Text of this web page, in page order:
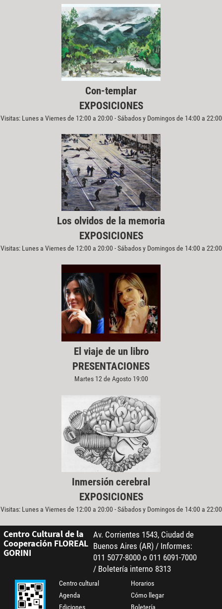
Con-templar
EXPOSICIONES
Visitas: Lunes a Viernes de 12:00 a 20:00 - Sábados y Domingos de 14:00 a 22:00
Los olvidos de la memoria
EXPOSICIONES
Visitas: Lunes a Viernes de 12:00 a 20:00 - Sábados y Domingos de 14:00 a 22:00
El viaje de un libro
PRESENTACIONES
Martes 12 de Agosto 19:00
Inmersión cerebral
EXPOSICIONES
Visitas: Lunes a Viernes de 12:00 a 20:00 - Sábados y Domingos de 14:00 a 22:00
Centro Cultural de la
Cooperación FLOREAL
GORINI
Av. Corrientes 1543, Ciudad de
Buenos Aires (AR) / Informes:
011 5077-8000 o 011 6091-7000
/ Boletería interno 8313
Centro cultural
Agenda
Ediciones
Horarios
Cómo llegar
Boletería